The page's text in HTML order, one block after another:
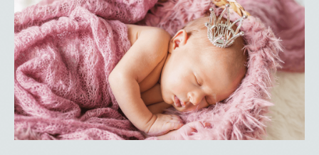
Mobile
Galerie
Warenkorb